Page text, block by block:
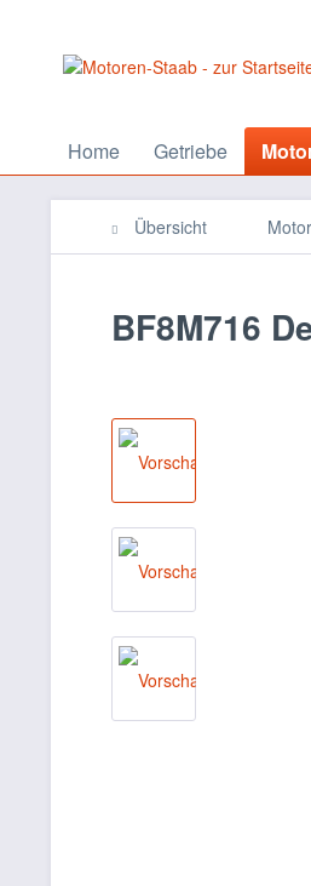
Home Getriebe
Übersicht
BF8M716